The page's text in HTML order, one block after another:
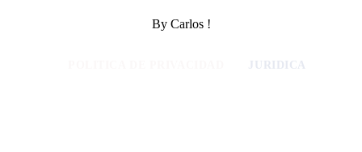
By Carlos !
JURIDICA